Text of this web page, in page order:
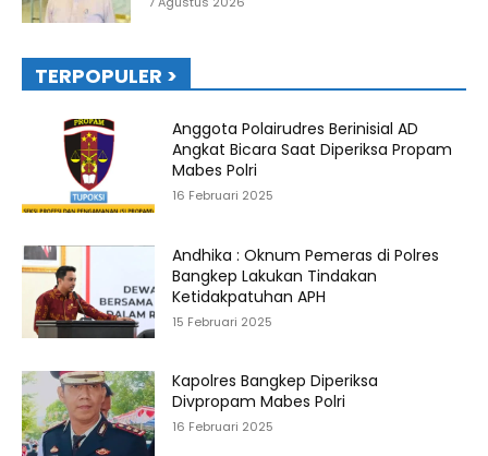
TERPOPULER >
Anggota Polairudres Berinisial AD
Angkat Bicara Saat Diperiksa Propam
Mabes Polri
16 Februari 2025
Andhika : Oknum Pemeras di Polres
Bangkep Lakukan Tindakan
Ketidakpatuhan APH
15 Februari 2025
Kapolres Bangkep Diperiksa
Divpropam Mabes Polri
16 Februari 2025